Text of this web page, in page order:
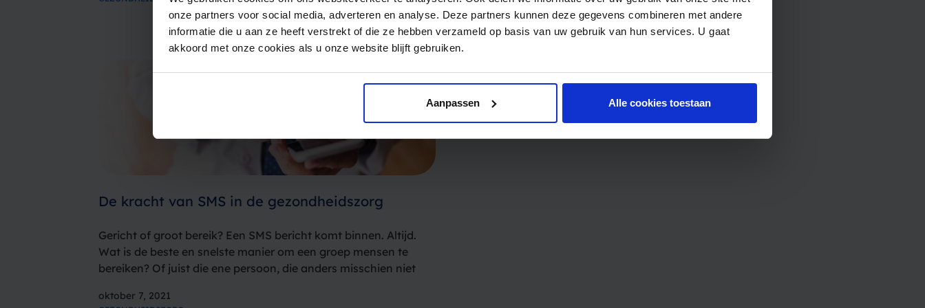
onze partners voor social media, adverteren en analyse. Deze partners kunnen deze gegevens combineren met andere
informatie die u aan ze heeft verstrekt of die ze hebben verzameld op basis van uw gebruik van hun services. U gaat
akkoord met onze cookies als u onze website blijft gebruiken.
Aanpassen Alle cookies toestaan
nu…
De kracht van SMS in de gezondheidszorg
Gericht of groot bereik? Een SMS bericht komt binnen. Altijd.
Wat is de beste en snelste manier om een groep mensen te
bereiken? Of juist die ene persoon, die anders misschien niet
oktober 7, 2021